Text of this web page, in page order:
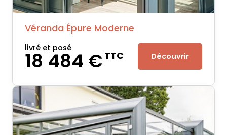
Véranda Épure Moderne
livré et posé
18 484 €TTC Découvrir